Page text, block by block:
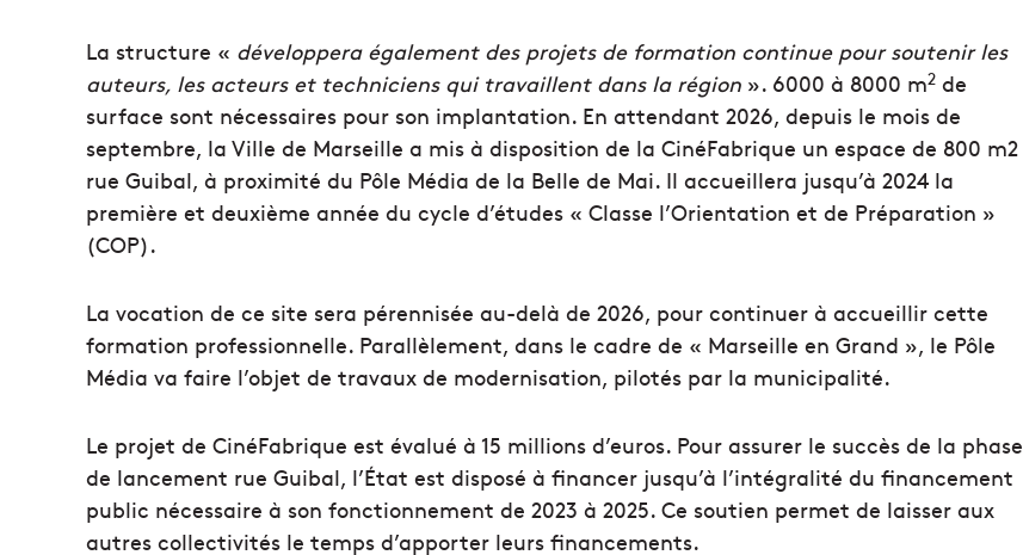
La structure « développera également des projets de formation continue pour soutenir les
auteurs, les acteurs et techniciens qui travaillent dans la région ». 6000 à 8000 m2 de
surface sont nécessaires pour son implantation. En attendant 2026, depuis le mois de
septembre, la Ville de Marseille a mis à disposition de la CinéFabrique un espace de 800 m2
rue Guibal, à proximité du Pôle Média de la Belle de Mai. Il accueillera jusqu’à 2024 la
première et deuxième année du cycle d’études « Classe l’Orientation et de Préparation »
(COP).
La vocation de ce site sera pérennisée au-delà de 2026, pour continuer à accueillir cette
formation professionnelle. Parallèlement, dans le cadre de « Marseille en Grand », le Pôle
Média va faire l’objet de travaux de modernisation, pilotés par la municipalité.
Le projet de CinéFabrique est évalué à 15 millions d’euros. Pour assurer le succès de la phase
de lancement rue Guibal, l’État est disposé à financer jusqu’à l’intégralité du financement
public nécessaire à son fonctionnement de 2023 à 2025. Ce soutien permet de laisser aux
autres collectivités le temps d’apporter leurs financements.